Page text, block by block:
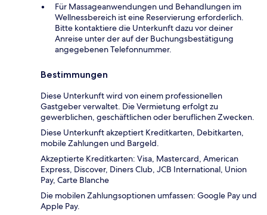
Für Massageanwendungen und Behandlungen im
Wellnessbereich ist eine Reservierung erforderlich.
Bitte kontaktiere die Unterkunft dazu vor deiner
Anreise unter der auf der Buchungsbestätigung
angegebenen Telefonnummer.
Bestimmungen
Diese Unterkunft wird von einem professionellen
Gastgeber verwaltet. Die Vermietung erfolgt zu
gewerblichen, geschäftlichen oder beruflichen Zwecken.
Diese Unterkunft akzeptiert Kreditkarten, Debitkarten,
mobile Zahlungen und Bargeld.
Akzeptierte Kreditkarten: Visa, Mastercard, American
Express, Discover, Diners Club, JCB International, Union
Pay, Carte Blanche
Die mobilen Zahlungsoptionen umfassen: Google Pay und
Apple Pay.